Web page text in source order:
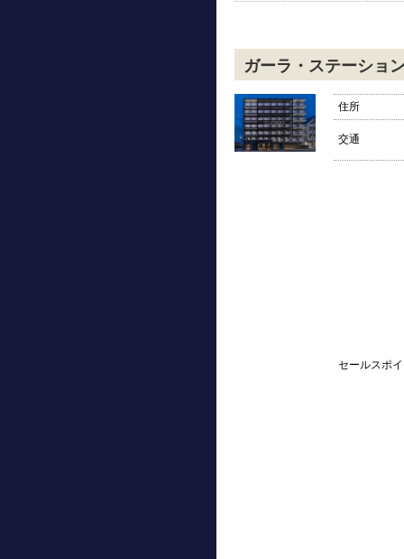
ガーラ・ステーショ
住所
交通
セールスポ